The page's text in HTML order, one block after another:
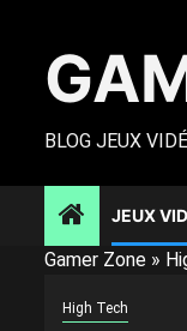
content
BLOG JEUX
JEUX
Gamer Zone »
High Tech